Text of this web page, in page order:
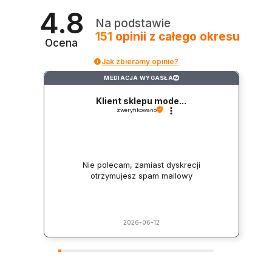
4.8
Ocena
Na podstawie
151 opinii z całego okresu
Jak zbieramy opinie?
MEDIACJA WYGASŁA ?
Klient sklepu mode...
zweryfikowano
Nie polecam, zamiast dyskrecji
otrzymujesz spam mailowy
2026-06-12